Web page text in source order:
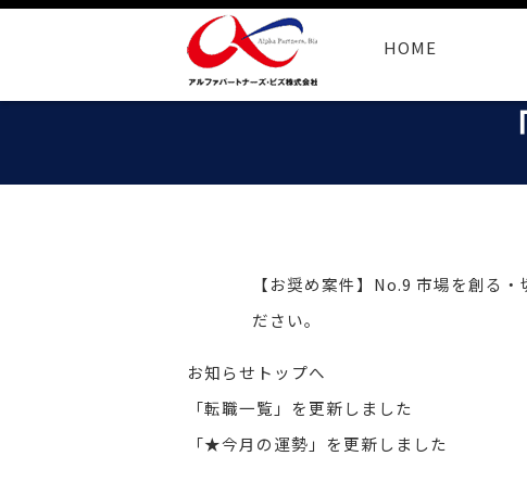
HOME
【お奨め案件】No.9 市場を創る
ださい。
お知らせトップへ
「転職一覧」を更新しました
「★今月の運勢」を更新しました